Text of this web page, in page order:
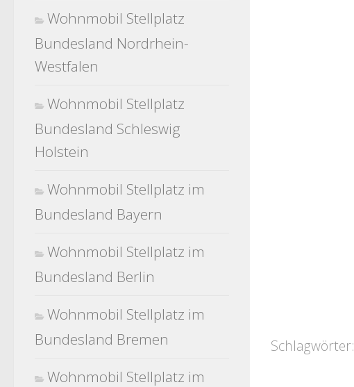
Schlagwörter:
Wohnmobil Stellplatz
Bundesland Nordrhein-
Westfalen
Wohnmobil Stellplatz
Bundesland Schleswig
Holstein
Wohnmobil Stellplatz im
Bundesland Bayern
Wohnmobil Stellplatz im
Bundesland Berlin
Wohnmobil Stellplatz im
Bundesland Bremen
Wohnmobil Stellplatz im